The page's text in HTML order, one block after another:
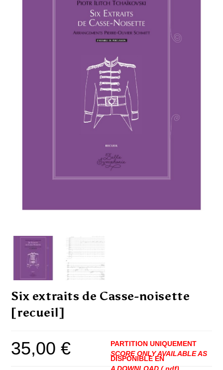
Six extraits de Casse-noisette
[recueil]
35,00€